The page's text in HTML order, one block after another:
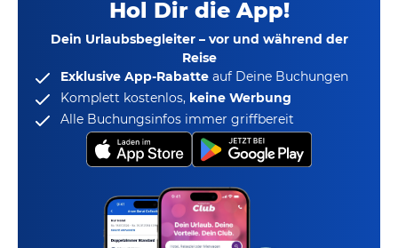
Hol Dir die App!
Dein Urlaubsbegleiter – vor und während der
Reise
Exklusive App-Rabatte auf Deine Buchungen
Komplett kostenlos, keine Werbung
Alle Buchungsinfos immer griffbereit